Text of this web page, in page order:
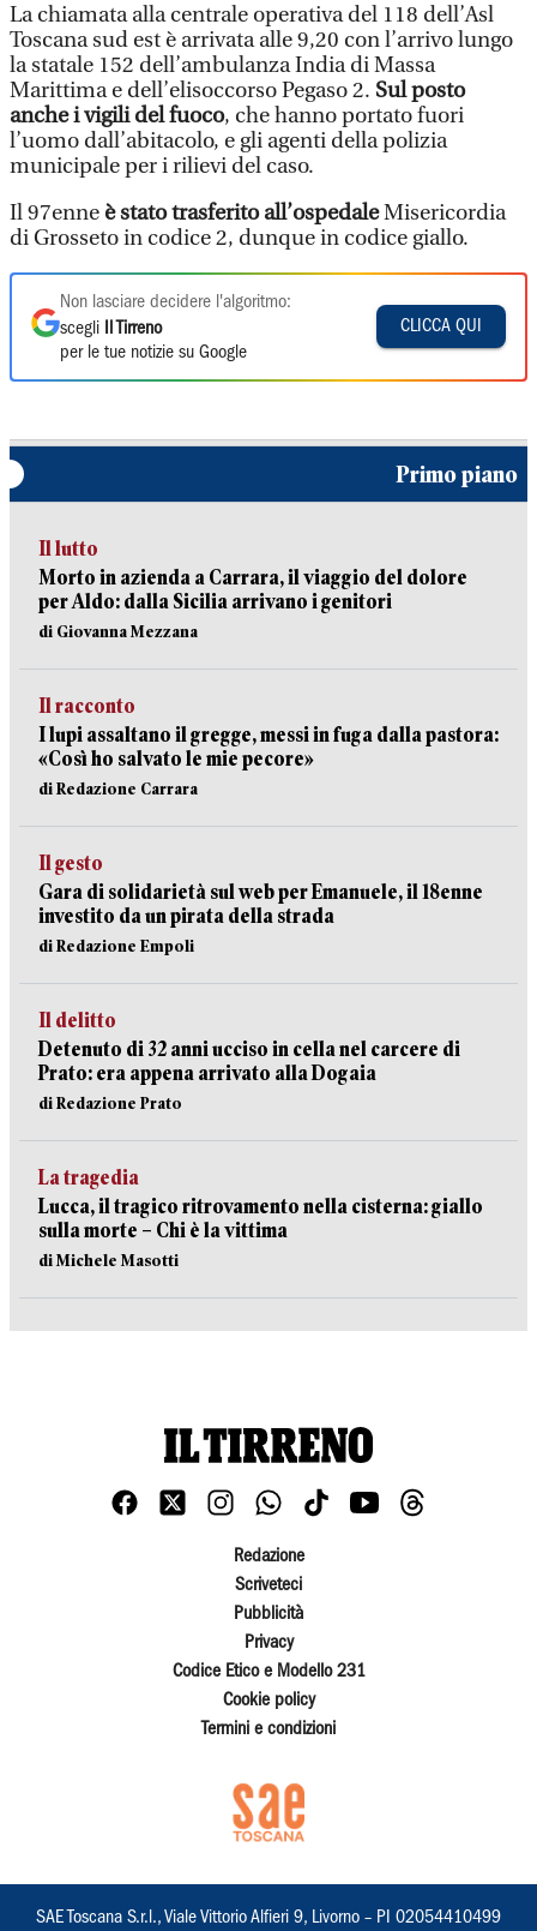
La chiamata alla centrale operativa del 118 dell’Asl
Toscana sud est è arrivata alle 9,20 con l’arrivo lungo
la statale 152 dell’ambulanza India di Massa
Marittima e dell’elisoccorso Pegaso 2. Sul posto
anche i vigili del fuoco, che hanno portato fuori
l’uomo dall’abitacolo, e gli agenti della polizia
municipale per i rilievi del caso.
Il 97enne è stato trasferito all’ospedaleMisericordia
di Grosseto in codice 2, dunque in codice giallo.
Non lasciare decidere l'algoritmo:
scegli
Il Tirreno
per le tue notizie su Google
CLICCA QUI
Primo piano
Il lutto
Morto in azienda a Carrara, il viaggio del dolore
per Aldo: dalla Sicilia arrivano i genitori
di Giovanna Mezzana
Il racconto
I lupi assaltano il gregge, messi in fuga dalla pastora:
«Così ho salvato le mie pecore»
di Redazione Carrara
Il gesto
Gara di solidarietà sul web per Emanuele, il 18enne
investito da un pirata della strada
di Redazione Empoli
Il delitto
Detenuto di 32 anni ucciso in cella nel carcere di
Prato: era appena arrivato alla Dogaia
di Redazione Prato
La tragedia
Lucca, il tragico ritrovamento nella cisterna: giallo
sulla morte – Chi è la vittima
di Michele Masotti
Redazione
Scriveteci
Pubblicità
Privacy
Codice Etico e Modello 231
Cookie policy
Termini e condizioni
SAE Toscana S.r.l., Viale Vittorio Alfieri 9, Livorno – PI 02054410499